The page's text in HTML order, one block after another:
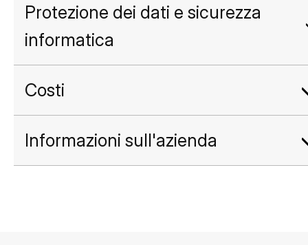
Protezione dei dati e sicurezza
informatica
Costi
Informazioni sull'azienda